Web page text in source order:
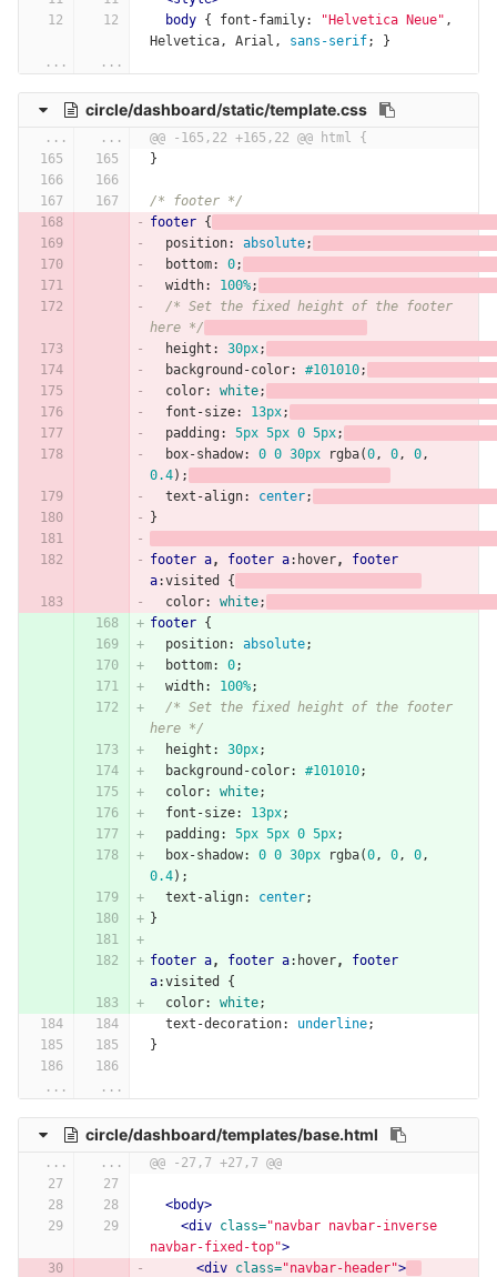
body { font-family: "Helvetica Neue" ,
Helvetica, Arial , sans-serif;
}
...
...
circle/dashboard/static/template.css
... ...
@@ -165,22 +165,22 @@ html {
}
/* footer */
footer {
position: absolute;
bottom: 0;
width: 100%;
/* Set the fixed height of the footer
here */
height : 30px;
background-color: #101010;
color: white;
font-size: 13px;
padding : 5px 5px 0 5px;
box-shadow: 0 0 30px rgba(0, 0, 0,
0.4);
text-align: center;
}
footer a, footer a:hover,
footer
a:visited
{
color: white;
footer {
position: absolute;
bottom: 0;
width: 100%;
/* Set the fixed height of the footer
here */
height : 30px;
background-color: #101010;
color: white;
font-size: 13px;
padding : 5px 5px 0 5px;
box-shadow: 0 0 30px rgba(0, 0, 0,
0.4);
text-align: center;
}
footer a, footer a:hover,
footer
a:visited
{
color: white;
text-decoration: underline;
}
... ...
circle/dashboard/templates/base.html
... ... @@ -27,7 +27,7 @@
<body>
<div class="navbar navbar-inverse
navbar-fixed-top">
<div class="navbar-header">